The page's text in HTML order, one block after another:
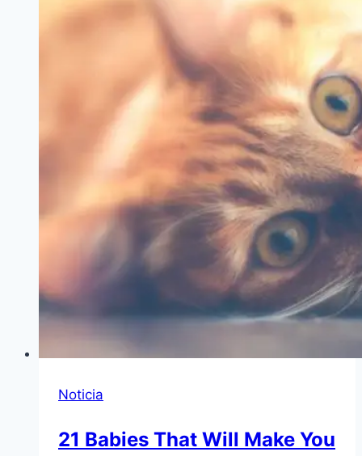
Noticia
21 Babies That Will Make You